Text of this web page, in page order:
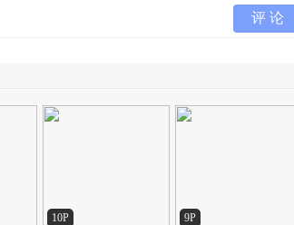
评 论
10P 9P